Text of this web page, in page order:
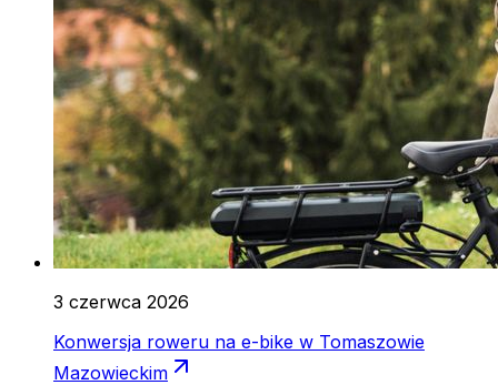
3 czerwca 2026
Konwersja roweru na e-bike w Tomaszowie
Mazowieckim